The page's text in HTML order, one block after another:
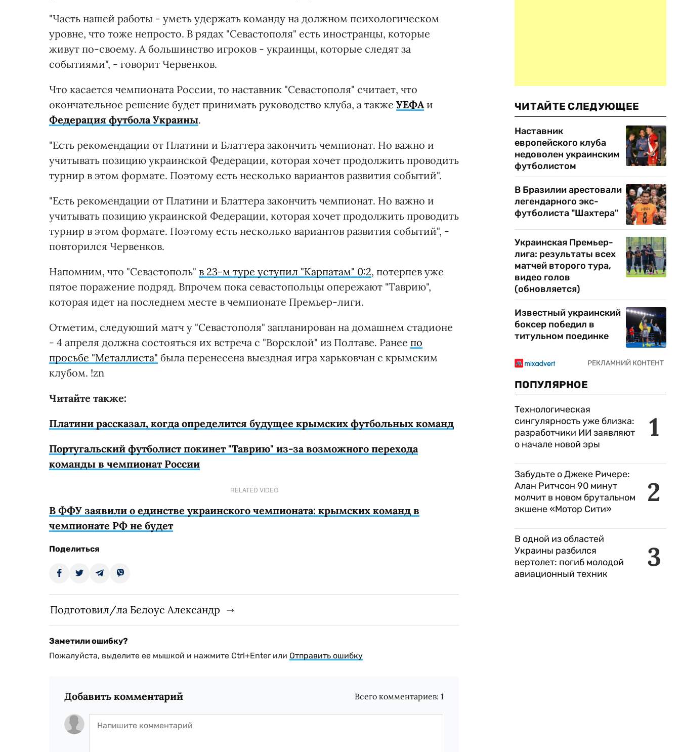
"Часть нашей работы - уметь удержать команду на должном психологическом
уровне, что тоже непросто. В рядах "Севастополя" есть иностранцы, которые
живут по-своему. А большинство игроков - украинцы, которые следят за
событиями", - говорит Червенков.
Что касается чемпионата России, то наставник "Севастополя" считает, что
окончательное решение будет принимать руководство клуба, а также УЕФАи
Федерация футбола Украины.
"Есть рекомендации от Платини и Блаттера закончить чемпионат. Но важно и
учитывать позицию украинской Федерации, которая хочет продолжить проводить
турнир в этом формате. Поэтому есть несколько вариантов развития событий".
"Есть рекомендации от Платини и Блаттера закончить чемпионат. Но важно и
учитывать позицию украинской Федерации, которая хочет продолжить проводить
турнир в этом формате. Поэтому есть несколько вариантов развития событий", -
повторился Червенков.
Напомним, что "Севастополь" в 23-м туре уступил "Карпатам" 0:2, потерпев уже
пятое поражение подряд. Впрочем пока севастопольцы опережают "Таврию",
которая идет на последнем месте в чемпионате Премьер-лиги.
Отметим, следуюший матч у "Севастополя" запланирован на домашнем стадионе
- 4 апреля должна состояться их встреча с "Ворсклой" из Полтаве. Ранее по
просьбе "Металлиста" была перенесена выездная игра харьковчан с крымским
клубом. !zn
Читайте также:
Платини рассказал, когда определится будущее крымских футбольных команд
Португальский футболист покинет "Таврию" из-за возможного перехода
команды в чемпионат России
RELATED VIDEO
В ФФУ заявили о единстве украинского чемпионата: крымских команд в
чемпионате РФ не будет
Поделиться
Подготовил/ла Белоус Александр
Заметили ошибку?
Пожалуйста, выделите ее мышкой и нажмите Ctrl+Enter или Отправить ошибку
Добавить комментарий Всего комментариев:1
ЧИТАЙТЕ СЛЕДУЮЩЕЕ
Наставник
европейского клуба
недоволен украинским
футболистом
В Бразилии арестовали
легендарного экс-
футболиста "Шахтера"
Украинская Премьер-
лига: результаты всех
матчей второго тура,
видео голов
(обновляется)
Известный украинский
боксер победил в
титульном поединке
ПОПУЛЯРНОЕ
1
Технологическая
сингулярность уже близка:
разработчики ИИ заявляют
о начале новой эры
2
Забудьте о Джеке Ричере:
Алан Ритчсон 90 минут
молчит в новом брутальном
экшене «Мотор Сити»
3
В одной из областей
Украины разбился
вертолет: погиб молодой
авиационный техник